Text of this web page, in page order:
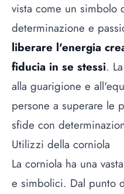
vista come un simbolo
determinazione e
liberare l'energia
fiducia in se stessi.
alla guarigione e
persone a superare le
sfide con
Utilizzi della corniola
La corniola ha una
e simbolici. Dal punto